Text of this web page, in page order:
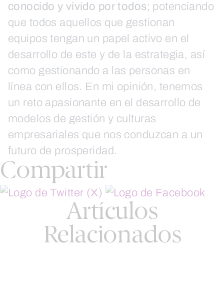
conocido y vivido por todos; potenciando
que todos aquellos que gestionan
equipos tengan un papel activo en el
desarrollo de este y de la estrategia, así
como gestionando a las personas en
línea con ellos. En mi opinión, tenemos
un reto apasionante en el desarrollo de
modelos de gestión y culturas
empresariales que nos conduzcan a un
futuro de prosperidad.
Compartir
Artículos
Relacionados